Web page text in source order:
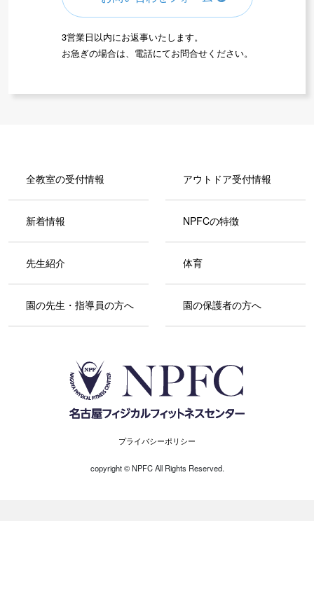
3営業日以内にお返事いたします。
お急ぎの場合は、電話にてお問合せください。
全教室の受付情報 アウトドア受付情報
新着情報 NPFCの特徴
先生紹介 体育
園の先生・指導員の方へ 園の保護者の方へ
プライバシーポリシー
copyright ©︎ NPFC All Rights Reserved.